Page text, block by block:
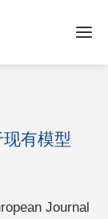
有模型
Journal